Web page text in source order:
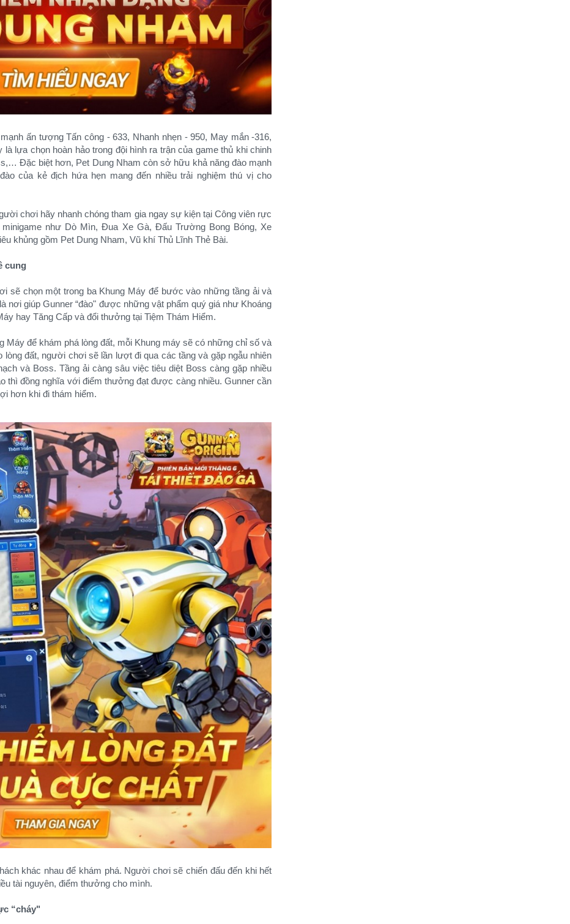
ấn tượng Tấn công - 633, Nhanh nhẹn - 950, May mắn -316,
lựa chọn hoàn hảo trong đội hình ra trận của game thủ khi chinh
Đặc biệt hơn, Pet Dung Nham còn sở hữu khả năng đào mạnh
của kẻ địch hứa hẹn mang đến nhiều trải nghiệm thú vị cho
chơi hãy nhanh chóng tham gia ngay sự kiện tại Công viên rực
như Dò Mìn, Đua Xe Gà, Đấu Trường Bong Bóng, Xe
khủng gồm Pet Dung Nham, Vũ khí Thủ Lĩnh Thẻ Bài.
cung
sẽ chọn một trong ba Khung Máy để bước vào những tầng ải và
nơi giúp Gunner “đào" được những vật phẩm quý giá như Khoáng
hay Tăng Cấp và đổi thưởng tại Tiệm Thám Hiểm.
Máy để khám phá lòng đất, mỗi Khung máy sẽ có những chỉ số và
lòng đất, người chơi sẽ lần lượt đi qua các tầng và gặp ngẫu nhiên
và Boss. Tầng ải càng sâu việc tiêu diệt Boss càng gặp nhiều
thì đồng nghĩa với điểm thưởng đạt được càng nhiều. Gunner cần
hơn khi đi thám hiểm.
khác nhau để khám phá. Người chơi sẽ chiến đấu đến khi hết
tài nguyên, điểm thưởng cho mình.
“cháy"